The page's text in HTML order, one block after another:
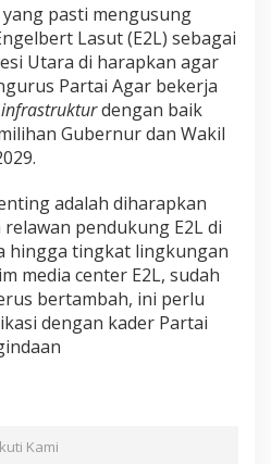
pasti mengusung
Lasut (E2L) sebagai
Utara di harapkan agar
Partai Agar bekerja
infrastrukturdengan baik
Gubernur dan Wakil
adalah diharapkan
pendukung E2L di
hingga tingkat lingkungan
media center E2L, sudah
bertambah, ini perlu
dengan kader Partai
Kami